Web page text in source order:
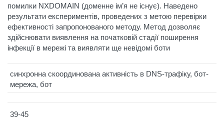
помилки NXDOMAIN (доменне ім’я не існує). Наведено
результати експериментів, проведених з метою перевірки
ефективності запропонованого методу. Метод дозволяє
здійснювати виявлення на початковій стадії поширення
інфекції в мережі та виявляти ще невідомі боти
синхронна скоординована активність в DNS-трафіку, бот-
мережа, бот
39-45